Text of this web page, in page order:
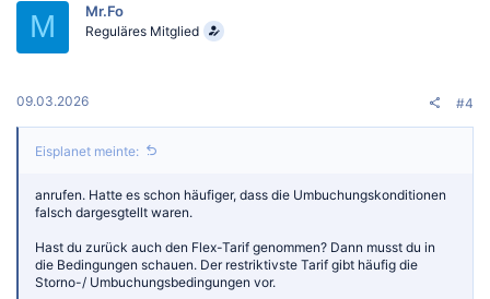
i
:
M Mr.Fo
Reguläres Mitglied
09.03.2026 #4
Eisplanet meinte:
anrufen. Hatte es schon häufiger, dass die Umbuchungskonditionen
falsch dargesgtellt waren.
Hast du zurück auch den Flex-Tarif genommen? Dann musst du in
die Bedingungen schauen. Der restriktivste Tarif gibt häufig die
Storno-/ Umbuchungsbedingungen vor.